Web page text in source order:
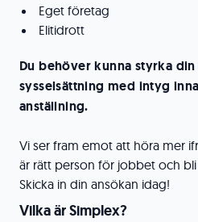
Eget företag
Elitidrott
Du behöver kunna styrka
sysselsättning med intyg
anställning.
Vi ser fram emot att höra mer
är rätt person för jobbet och
Skicka in din ansökan idag!
Vilka är Simplex?